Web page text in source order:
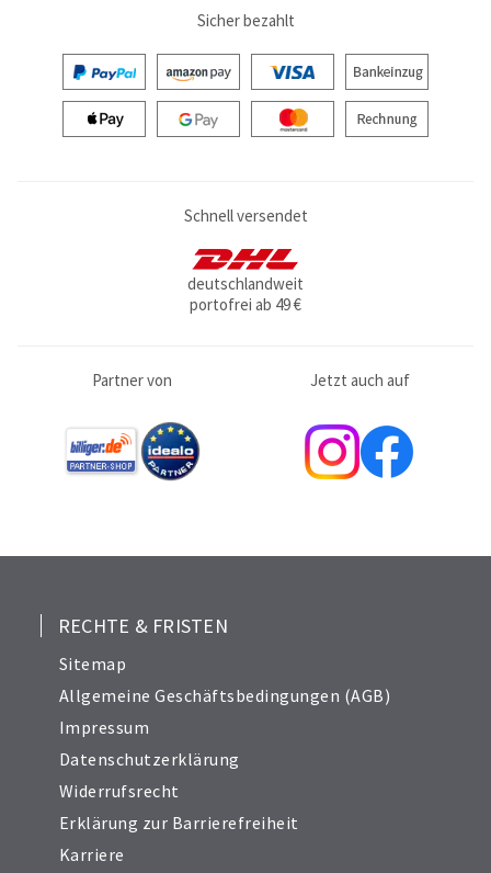
Sicher bezahlt
Schnell versendet
deutschlandweit
portofrei ab 49 €
Partner von Jetzt auch auf
RECHTE & FRISTEN
Sitemap
Allgemeine Geschäftsbedingungen (AGB)
Impressum
Datenschutzerklärung
Widerrufsrecht
Erklärung zur Barrierefreiheit
Karriere